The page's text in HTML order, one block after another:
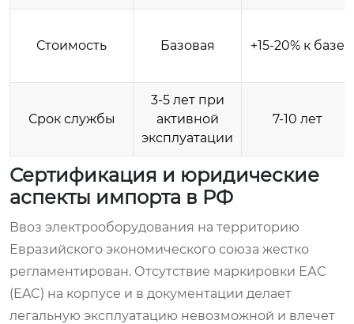
Стоимость Базовая +15-20% к базе
Срок службы
3-5 лет при
активной
эксплуатации
7-10 лет
Сертификация и юридические
аспекты импорта в РФ
Ввоз электрооборудования на территорию
Евразийского экономического союза жестко
регламентирован. Отсутствие маркировки ЕАС
(EAC) на корпусе и в документации делает
легальную эксплуатацию невозможной и влечет